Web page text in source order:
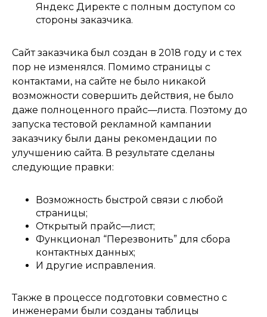
Яндекс Директе с полным доступом со
стороны заказчика.
Сайт заказчика был создан в 2018 году и с тех
пор не изменялся. Помимо страницы с
контактами, на сайте не было никакой
возможности совершить действия, не было
даже полноценного прайс—листа. Поэтому до
запуска тестовой рекламной кампании
заказчику были даны рекомендации по
улучшению сайта. В результате сделаны
следующие правки:
Возможность быстрой связи с любой
страницы;
Открытый прайс—лист;
Функционал “Перезвонить” для сбора
контактных данных;
И другие исправления.
Также в процессе подготовки совместно с
инженерами были созданы таблицы